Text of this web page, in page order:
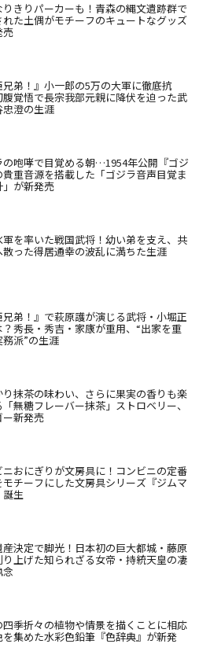
りきりパーカーも！青森の縄文遺跡群で
れた土偶がモチーフのキュートなグッズ
売
兄弟！』小一郎の5万の大軍に徹底抗
腹覚悟で長宗我部元親に降伏を迫った武
忠澄の生涯
の咆哮で目覚める朝…1954年公開『ゴジ
貴重音源を搭載した「ゴジラ音声目覚ま
」が新発売
軍を率いた戦国武将！幼い弟を支え、共
散った得居通幸の波乱に満ちた生涯
兄弟！』で萩原護が演じる武将・小堀正
？秀長・秀吉・家康が重用、“出家を重
派”の生涯
り抹茶の味わい、さらに果実の香りも楽
「無糖フレーバー抹茶」ストロベリー、
ー新発売
ニおにぎりが文房具に！コンビニの定番
モチーフにした文房具シリーズ『ジムマ
誕生
産決定で脚光！日本初の巨大都城・藤原
り上げた知られざる女帝・持統天皇の凄
念
四季折々の植物や情景を描くことに相応
を集めた水彩色鉛筆『色辞典』が新発